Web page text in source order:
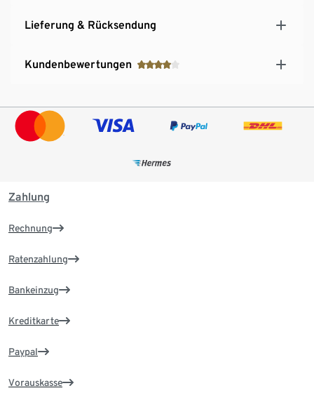
Lieferung & Rücksendung
Kundenbewertungen
Zahlung
Rechnung
Ratenzahlung
Bankeinzug
Kreditkarte
Paypal
Vorauskasse